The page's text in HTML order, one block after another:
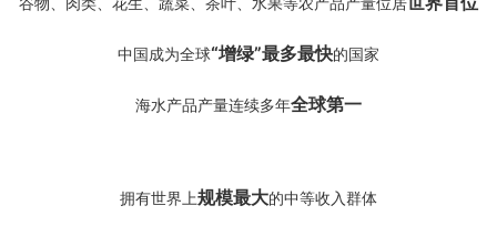
中国成为全球“增绿”最多最快的国家
海水产品产量连续多年全球第一
拥有世界上规模最大的中等收入群体